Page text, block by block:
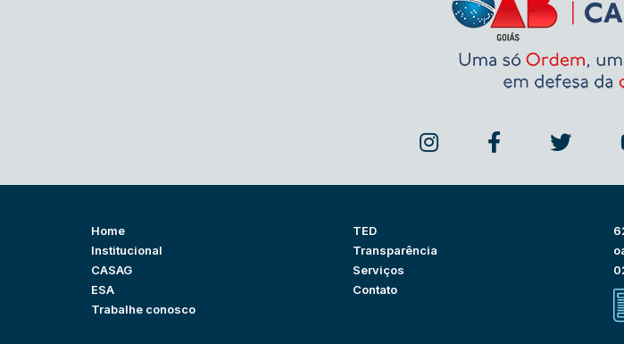
Home
Institucional
CASAG
ESA
Trabalhe conosco
TED
Transparência
Serviços
Contato